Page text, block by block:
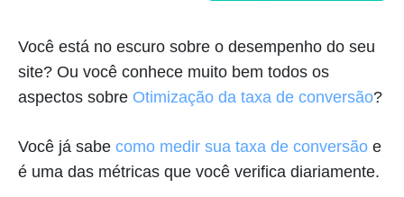
Você está no escuro sobre o desempenho do seu
site? Ou você conhece muito bem todos os
aspectos sobre Otimização da taxa de conversão?
Você já sabe como medir sua taxa de conversão e
é uma das métricas que você verifica diariamente.